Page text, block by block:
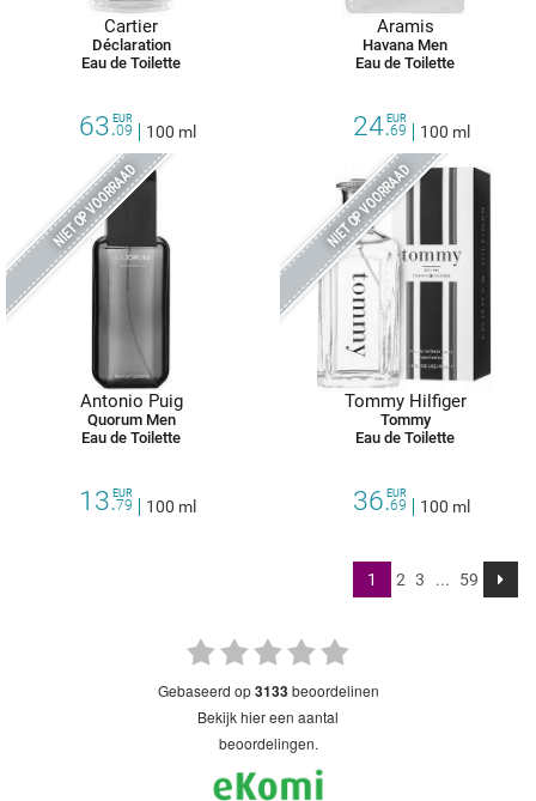
Cartier
Déclaration
Eau de Toilette
63.09
EUR
100 ml
Aramis
Havana Men
Eau de Toilette
24.69
EUR
100 ml
NIET OP VOORRAAD
Antonio Puig
Quorum Men
Eau de Toilette
13.79
EUR
100 ml
NIET OP VOORRAAD
Tommy Hilfiger
Tommy
Eau de Toilette
36.69
EUR
100 ml
1 2 3 ... 59
gebaseerd op3133beoordelinen
bekijk hier een aantal
beoordelingen.